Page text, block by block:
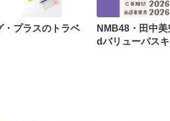
・プラスのトラベ
NMB48・田中
dバリューパス